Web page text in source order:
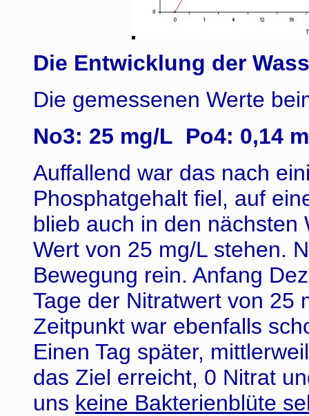
Die Entwicklung der
Die gemessenen Werte
No3: 25 mg/L Po4: 0,14
Auffallend war das nach
Phosphatgehalt fiel, auf
blieb auch in den
Wert von 25 mg/L stehen.
Bewegung rein. Anfang
Tage der Nitratwert von 25
Zeitpunkt war ebenfalls
Einen Tag später,
das Ziel erreicht, 0 Nitrat
uns keine Bakterienblüte